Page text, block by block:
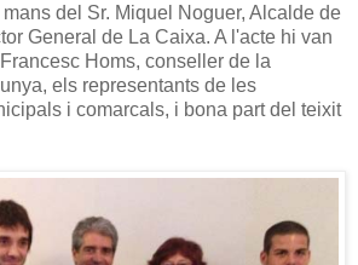
del Sr. Miquel Noguer, Alcalde de
General de La Caixa. A l'acte hi van
Homs, conseller de la
els representants de les
i comarcals, i bona part del teixit